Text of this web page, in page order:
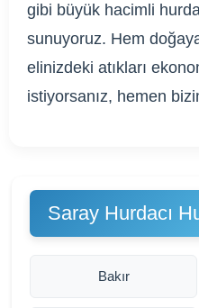
gibi büyük hacimli
sunuyoruz. Hem
elinizdeki atıkları
istiyorsanız, hemen
Saray Hurdacı
Bakır